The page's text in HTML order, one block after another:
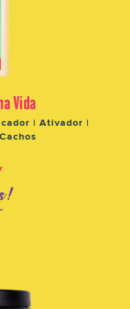
Vida
| Ativador |